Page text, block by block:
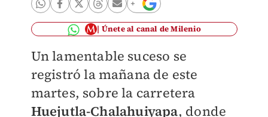
Únete al canal de Milenio
Un lamentable suceso se
registró la mañana de este
martes, sobre la carretera
Huejutla-Chalahuiyapa, donde